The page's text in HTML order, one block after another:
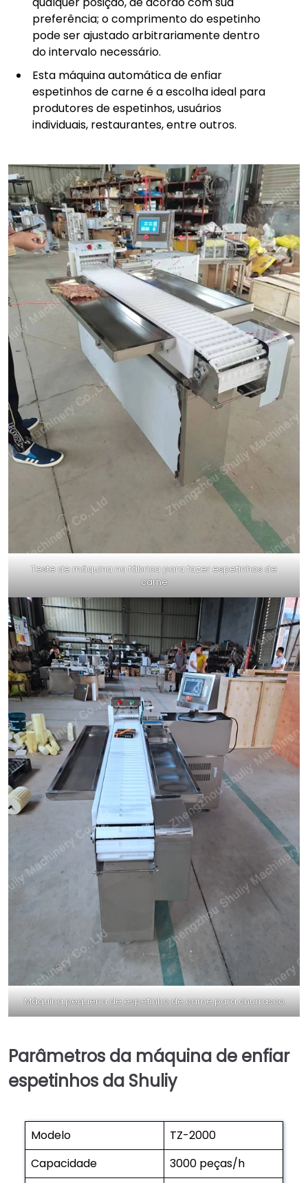
preferência; o comprimento do espetinho
pode ser ajustado arbitrariamente dentro
do intervalo necessário.
Esta máquina automática de enfiar
espetinhos de carne é a escolha ideal para
produtores de espetinhos, usuários
individuais, restaurantes, entre outros.
Teste de máquina na fábrica para fazer espetinhos de
carne
Máquina pequena de espetinho de carne para churrasco
Parâmetros da máquina de enfiar
espetinhos da Shuliy
Modelo
TZ-2000
Capacidade
3000 peças/h